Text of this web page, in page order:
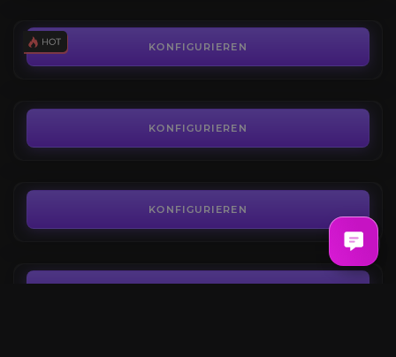
KONFIGURIEREN
Harbinger of Hatred Kill
KONFIGURIEREN
KONFIGURIEREN
Versteckschlüssel
4.3